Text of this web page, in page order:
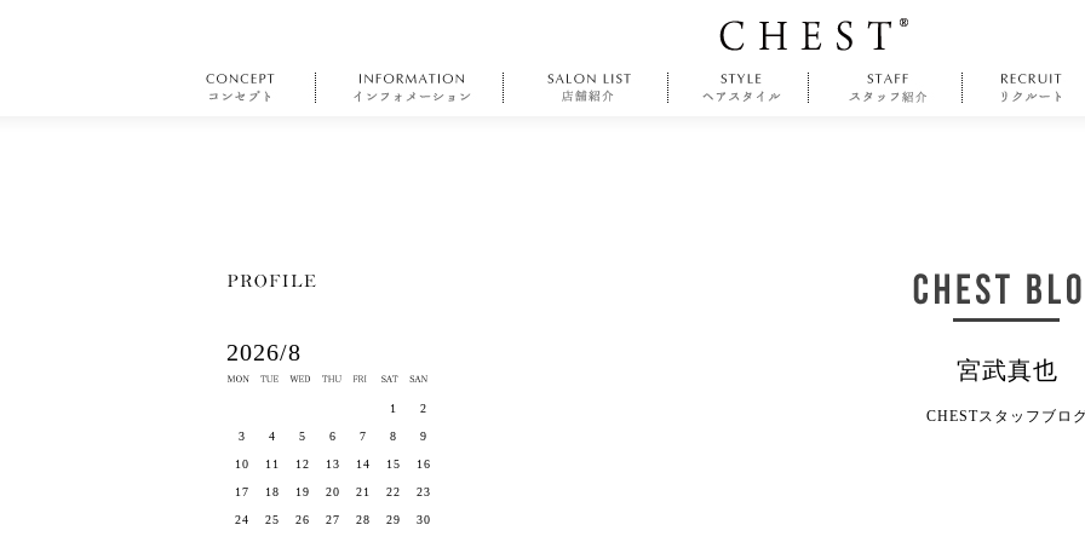
宮武真也
CHESTスタッフブロ
2026/8
1 2
3 4 5 6 7 8 9
10 11 12 13 14 15 16
17 18 19 20 21 22 23
24 25 26 27 28 29 30